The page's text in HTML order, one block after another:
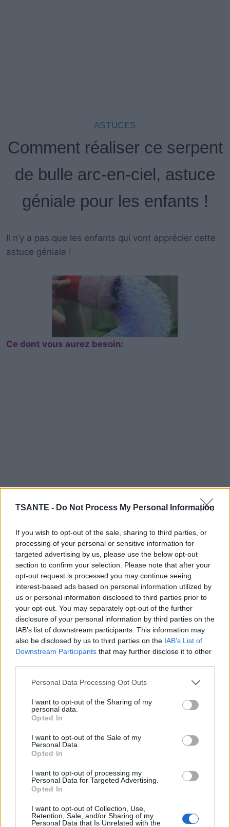
TSANTE - Do Not Process My Personal Information
If you wish to opt-out of the sale, sharing to third parties, or
processing of your personal or sensitive information for
targeted advertising by us, please use the below opt-out
section to confirm your selection. Please note that after your
opt-out request is processed you may continue seeing
interest-based ads based on personal information utilized by
us or personal information disclosed to third parties prior to
your opt-out. You may separately opt-out of the further
disclosure of your personal information by third parties on the
IAB’s list of downstream participants. This information may
also be disclosed by us to third parties on the IAB’s List of
Downstream Participants that may further disclose it to other
Personal Data Processing Opt Outs
I want to opt-out of the Sharing of my
personal data.
Opted In
I want to opt-out of the Sale of my
Personal Data.
Opted In
I want to opt-out of processing my
Personal Data for Targeted Advertising.
Opted In
I want to opt-out of Collection, Use,
Retention, Sale, and/or Sharing of my
Personal Data that Is Unrelated with the
ASTUCES
Comment réaliser ce serpent
de bulle arc-en-ciel, astuce
géniale pour les enfants !
Il n’y a pas que les enfants qui vont apprécier cette
astuce géniale !
Ce dont vous aurez besoin:
Bouteille d’eau
Savon vaisselle
Une chaussette molletonnée
Ruban adhésif, ou un élastique large
Colorant alimentaire
Coupez la chaussette pour qu’elle couvre juste
la moitié de la bouteille
Ajoutez le de savon vaisselle et un peu d’eau
dans un grand bol, mélanger délicatement, si
vous n’arrivez pas à obtenir de bulle avec la
chaussette, ajoutez plus de savon vaisselle.